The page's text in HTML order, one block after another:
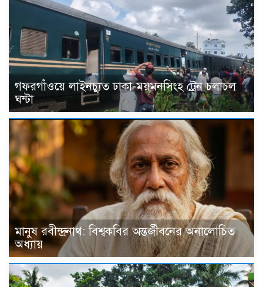
গফরগাঁওয়ে লাইনচ্যুত ঢাকা-ময়মনসিংহ ট্রেন চলাচল
ঘন্টা
মানুষ রবীন্দ্রনাথ: বিশ্বকবির অন্তর্জীবনের অনালোচিত
অধ্যায়